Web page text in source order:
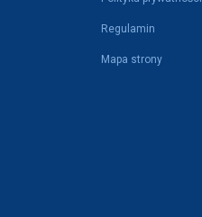
Regulamin
Mapa strony